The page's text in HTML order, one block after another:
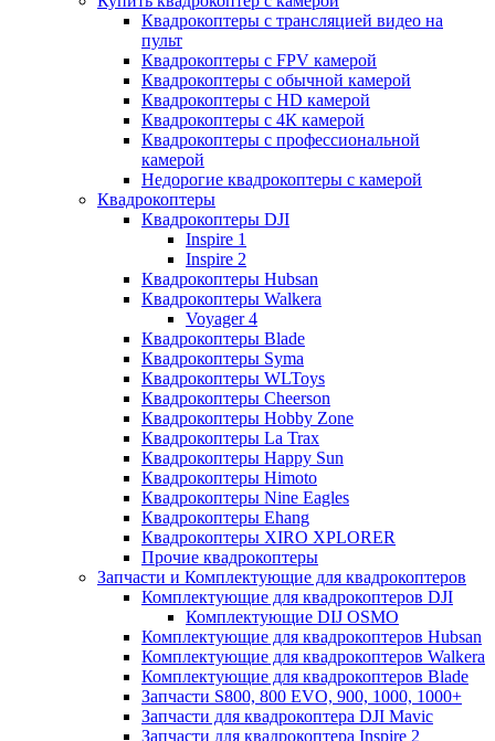
Квадрокоптеры с трансляцией видео на
пульт
Квадрокоптеры с FPV камерой
Квадрокоптеры с обычной камерой
Квадрокоптеры с HD камерой
Квадрокоптеры с 4К камерой
Квадрокоптеры с профессиональной
камерой
Недорогие квадрокоптеры с камерой
Квадрокоптеры
Квадрокоптеры DJI
Inspire 1
Inspire 2
Квадрокоптеры Hubsan
Квадрокоптеры Walkera
Voyager 4
Квадрокоптеры Blade
Квадрокоптеры Syma
Квадрокоптеры WLToys
Квадрокоптеры Cheerson
Квадрокоптеры Hobby Zone
Квадрокоптеры La Trax
Квадрокоптеры Happy Sun
Квадрокоптеры Himoto
Квадрокоптеры Nine Eagles
Квадрокоптеры Ehang
Квадрокоптеры XIRO XPLORER
Прочие квадрокоптеры
Запчасти и Комплектующие для квадрокоптеров
Комплектующие для квадрокоптеров DJI
Комплектующие DIJ OSMO
Комплектующие для квадрокоптеров Hubsan
Комплектующие для квадрокоптеров Walkera
Комплектующие для квадрокоптеров Blade
Запчасти S800, 800 EVO, 900, 1000, 1000+
Запчасти для квадрокоптера DJI Mavic
Запчасти для квадрокоптера Inspire 2